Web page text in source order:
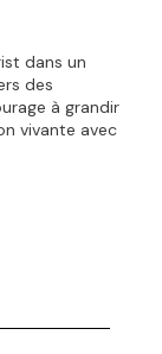
dans un
des
à grandir
vivante avec